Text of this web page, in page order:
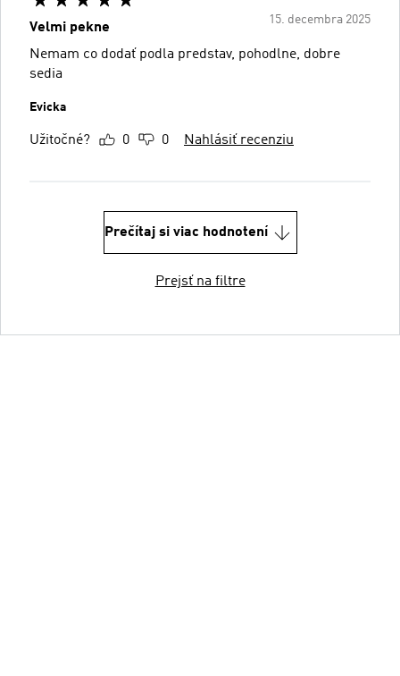
15. decembra 2025
Velmi pekne
Nemam co dodať podla predstav, pohodlne, dobre
sedia
Evicka
Užitočné? 0 0 Nahlásiť recenziu
Prečítaj si viac hodnotení
Prejsť na filtre